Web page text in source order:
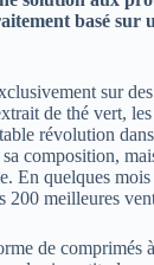
basé sur
sur
de thé vert,
révolution
composition,
En quelques
200 meilleures
de comprimés